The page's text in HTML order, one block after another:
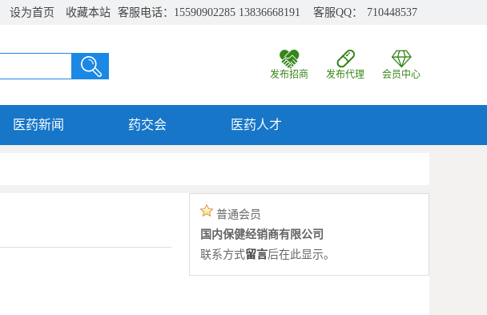
设为首页 收藏本站 客服电话：15590902285 13836668191 客服QQ： 710448537
发布招商 发布代理 会员中心
医药新闻 药交会 医药人才
普通会员
国内保健经销商有限公司
联系方式留言后在此显示。